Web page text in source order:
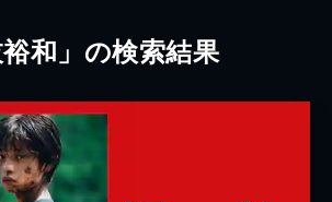
裕和」の検索結果